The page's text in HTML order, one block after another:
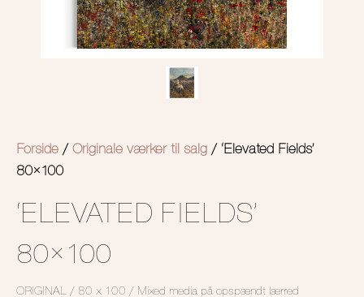
Forside / Originale værker til salg / ‘Elevated Fields’
80×100
‘ELEVATED FIELDS’
80×100
ORIGINAL / 80 x 100 / Mixed media på opspændt lærred